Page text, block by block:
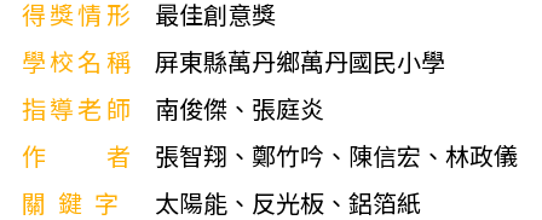
得獎情形
最佳創意獎
學校名稱
屏東縣萬丹鄉萬丹國民小學
指導老師
南俊傑、張庭炎
作者
張智翔、鄭竹吟、陳信宏、林政儀
關鍵字
太陽能、反光板、鋁箔紙